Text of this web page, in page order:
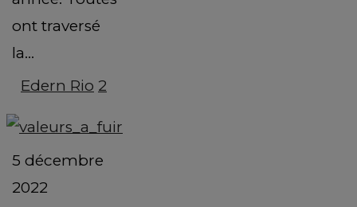
ont traversé
la…
Edern Rio 2
5 décembre
2022